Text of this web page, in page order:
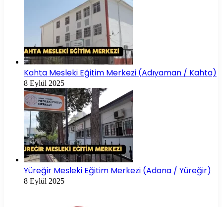
Kahta Mesleki Eğitim Merkezi (Adıyaman / Kahta)
8 Eylül 2025
Yüreğir Mesleki Eğitim Merkezi (Adana / Yüreğir)
8 Eylül 2025